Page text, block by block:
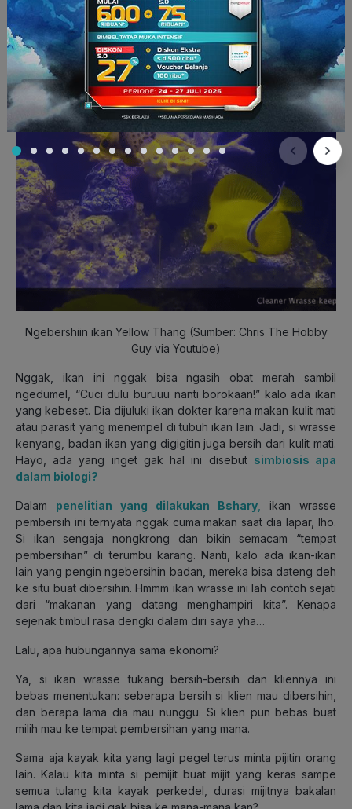
Redouan Bshary, salah seorang murid dari Ronald Nӧe
menemukan contoh prinsip ekonomi di laut. Setelah tahu
tawon dan perilakuknya, sekarang kenalan dulu yuk sama
ikan wrasse. Ikan kecil ini punya kurang lebih 500 spesies.
Nah, yang mau kita bahas adalah wrasse pembersih, yang
bisa disebut ikan dokter.
Ngebershiin ikan Yellow Thang (Sumber: Chris The Hobby
Guy via Youtube)
Nggak, ikan ini nggak bisa ngasih obat merah sambil
ngedumel, “Cuci dulu buruuu nanti borokaan!” kalo ada ikan
yang kebeset. Dia dijuluki ikan dokter karena makan kulit mati
atau parasit yang menempel di tubuh ikan lain. Jadi, si wrasse
kenyang, badan ikan yang digigitin juga bersih dari kulit mati.
Hayo, ada yang inget gak hal ini disebut simbiosis apa
dalam biologi?
Dalam penelitian yang dilakukan Bshary
ikan wrasse
pembersih ini ternyata nggak cuma makan saat dia lapar, lho.
Si ikan sengaja nongkrong dan bikin semacam “tempat
pembersihan” di terumbu karang. Nanti, kalo ada ikan-ikan
lain yang pengin ngebersihin badan, mereka bisa dateng deh
ke situ buat dibersihin. Hmmm ikan wrasse ini lah contoh sejati
dari “makanan yang datang menghampiri kita”. Kenapa
sejenak timbul rasa dengki dalam diri saya yha…
Lalu, apa hubungannya sama ekonomi?
Ya, si ikan wrasse tukang bersih-bersih dan kliennya ini
bebas menentukan: seberapa bersih si klien mau dibersihin,
dan berapa lama dia mau nunggu. Si klien pun bebas buat
milih mau ke tempat pembersihan yang mana.
Sama aja kayak kita yang lagi pegel terus minta pijitin orang
lain. Kalau kita minta si pemijit buat mijit yang keras sampe
semua tulang kita kayak perkedel, durasi mijitnya bakalan